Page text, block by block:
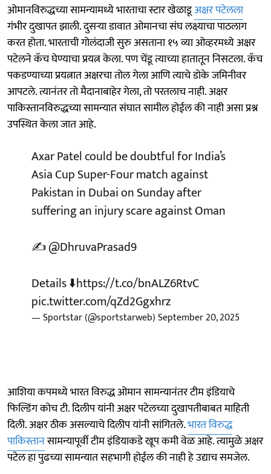
ओमानविरुद्धच्या सामन्यामध्ये भारताचा स्टार खेळाडूअक्षर पटेलला
गंभीर दुखापत झाली. दुसऱ्या डावात ओमानचा संघ लक्ष्याचा पाठलाग
करत होता. भारताची गोलंदाजी सुरु असताना १५ व्या ओव्हरमध्ये अक्षर
पटेलने कॅच घेण्याचा प्रयत्न केला. पण चेंडू त्याच्या हातातून निसटला. कॅच
पकडण्याच्या प्रयत्नात अक्षरचा तोल गेला आणि त्याचे डोके जमिनीवर
आपटले. त्यानंतर तो मैदानाबाहेर गेला, तो परतलाच नाही. अक्षर
पाकिस्तानविरुद्धच्या सामन्यात संघात सामील होईल की नाही असा प्रश्न
उपस्थित केला जात आहे.
Axar Patel could be doubtful for India’s
Asia Cup Super-Four match against
Pakistan in Dubai on Sunday after
suffering an injury scare against Oman
✍️@DhruvaPrasad9
Details ⬇️https://t.co/bnALZ6RtvC
pic.twitter.com/qZd2Ggxhrz
— Sportstar (@sportstarweb)September 20, 2025
आशिया कपमध्ये भारत विरुद्ध ओमान सामन्यानंतर टीम इंडियाचे
फिल्डिंग कोच टी. दिलीप यांनी अक्षर पटेलच्या दुखापतीबाबत माहिती
दिली. अक्षर ठीक असल्याचे दिलीप यांनी सांगितले.भारत विरुद्ध
पाकिस्तानसामन्यापूर्वी टीम इंडियाकडे खूप कमी वेळ आहे. त्यामुळे अक्षर
पटेल हा पुढच्या सामन्यात सहभागी होईल की नाही हे उद्याच समजेल.